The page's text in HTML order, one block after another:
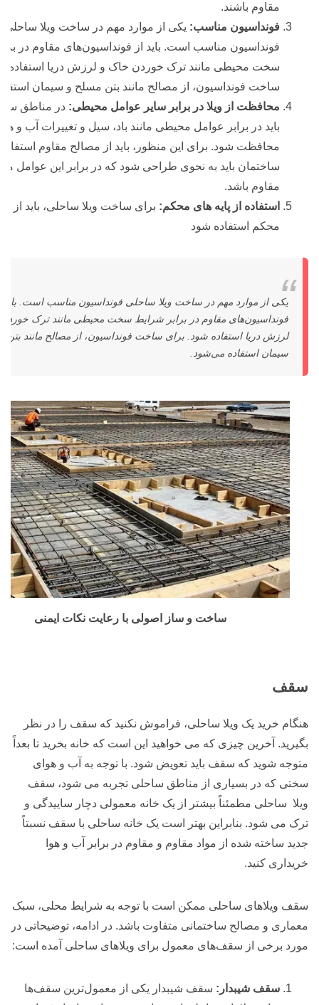
مقاوم باشند.
فونداسیون مناسب: یکی از موارد مهم در ساخت ویلا ساحلی
فونداسیون مناسب است. باید از فونداسیون‌های مقاوم در
سخت محیطی مانند ترک خوردن خاک و لرزش دریا استفاده
ساخت فونداسیون، از مصالح مانند بتن مسلح و سیمان
محافظت از ویلا در برابر سایر عوامل محیطی: در مناطق
باید در برابر عوامل محیطی مانند باد، سیل و تغییرات آب و
محافظت شود. برای این منظور، باید از مصالح مقاوم
ساختمان باید به نحوی طراحی شود که در برابر این عوامل
مقاوم باشد.
استفاده از پایه های محکم: برای ساخت ویلا ساحلی، باید از
محکم استفاده شود
یکی از موارد مهم در ساخت ویلا ساحلی فونداسیون مناسب است. باید
فونداسیون‌های مقاوم در برابر شرایط سخت محیطی مانند ترک
لرزش دریا استفاده شود. برای ساخت فونداسیون، از مصالح مانند بتن
سیمان استفاده می‌شود.
ساخت و ساز اصولی با رعایت نکات ایمنی
سقف
هنگام خرید یک ویلا ساحلی، فراموش نکنید که سقف را در نظر
بگیرید. آخرین چیزی که می خواهید این است که خانه بخرید تا بعداً
متوجه شوید که سقف باید تعویض شود. با توجه به آب و هوای
سختی که در بسیاری از مناطق ساحلی تجربه می شود، سقف
ویلا ساحلی مطمئناً بیشتر از یک خانه معمولی دچار ساییدگی و
ترک می شود. بنابراین بهتر است یک خانه ساحلی با سقف نسبتاً
جدید ساخته شده از مواد مقاوم و مقاوم در برابر آب و هوا
خریداری کنید.
سقف ویلاهای ساحلی ممکن است با توجه به شرایط محلی، سبک
معماری و مصالح ساختمانی متفاوت باشد. در ادامه، توضیحاتی در
مورد برخی از سقف‌های معمول برای ویلاهای ساحلی آمده است:
سقف شیبدار: سقف شیبدار یکی از معمول‌ترین سقف‌ها